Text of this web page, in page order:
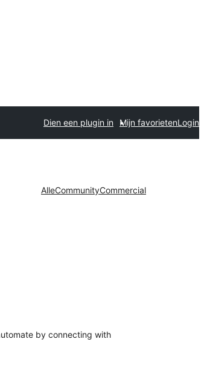
Dien een plugin in Mijn favorietenLogin
AlleCommunityCommercial
by connecting with